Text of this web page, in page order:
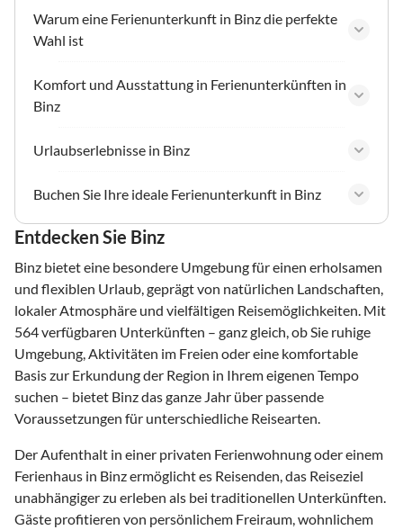
Warum eine Ferienunterkunft in Binz die perfekte
Wahl ist
Komfort und Ausstattung in Ferienunterkünften in
Binz
Urlaubserlebnisse in Binz
Buchen Sie Ihre ideale Ferienunterkunft in Binz
Entdecken Sie Binz
Binz bietet eine besondere Umgebung für einen erholsamen
und flexiblen Urlaub, geprägt von natürlichen Landschaften,
lokaler Atmosphäre und vielfältigen Reisemöglichkeiten. Mit
564 verfügbaren Unterkünften – ganz gleich, ob Sie ruhige
Umgebung, Aktivitäten im Freien oder eine komfortable
Basis zur Erkundung der Region in Ihrem eigenen Tempo
suchen – bietet Binz das ganze Jahr über passende
Voraussetzungen für unterschiedliche Reisearten.
Der Aufenthalt in einer privaten Ferienwohnung oder einem
Ferienhaus in Binz ermöglicht es Reisenden, das Reiseziel
unabhängiger zu erleben als bei traditionellen Unterkünften.
Gäste profitieren von persönlichem Freiraum, wohnlichem